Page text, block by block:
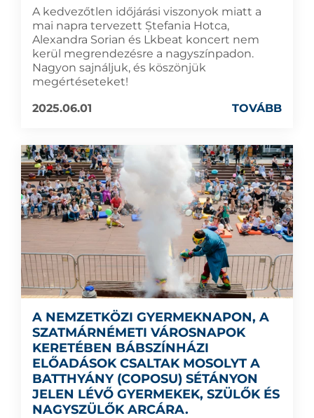
A kedvezőtlen időjárási viszonyok miatt a
mai napra tervezett Ștefania Hotca,
Alexandra Sorian és Lkbeat koncert nem
kerül megrendezésre a nagyszínpadon.
Nagyon sajnáljuk, és köszönjük
megértéseteket!
2025.06.01
TOVÁBB
A NEMZETKÖZI GYERMEKNAPON, A
SZATMÁRNÉMETI VÁROSNAPOK
KERETÉBEN BÁBSZÍNHÁZI
ELŐADÁSOK CSALTAK MOSOLYT A
BATTHYÁNY (COPOSU) SÉTÁNYON
JELEN LÉVŐ GYERMEKEK, SZÜLŐK ÉS
NAGYSZÜLŐK ARCÁRA.